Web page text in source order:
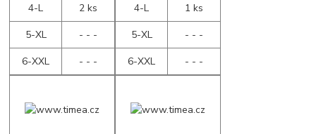
4-L
2 ks
5-XL
- - -
6-XXL
- - -
4-L
1 ks
5-XL
- - -
6-XXL
- - -